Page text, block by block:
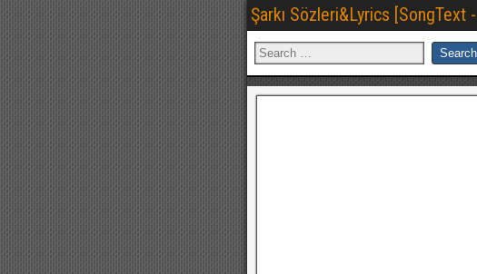
Şarkı Sözleri&Lyrics [SongText